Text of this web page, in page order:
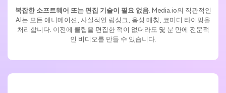
복잡한 소프트웨어 또는 편집 기술이 필요 없음. Media.io의 직관적인
AI는 모든 애니메이션, 사실적인 립싱크, 음성 매칭, 코미디 타이밍을
처리합니다. 이전에 클립을 편집한 적이 없더라도 몇 분 만에 전문적
인 비디오를 만들 수 있습니다.